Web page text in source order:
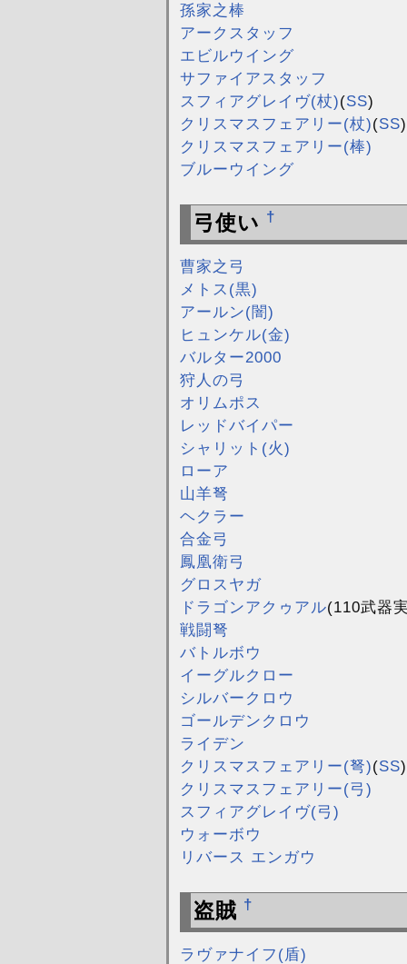
孫家之棒
アークスタッフ
エビルウイング
サファイアスタッフ
スフィアグレイヴ(杖)(SS)
クリスマスフェアリー(杖)(SS)
クリスマスフェアリー(棒)
ブルーウイング
弓使い †
曹家之弓
メトス(黒)
アールン(闇)
ヒュンケル(金)
バルター2000
狩人の弓
オリムポス
レッドバイパー
シャリット(火)
ローア
山羊弩
ヘクラー
合金弓
鳳凰衛弓
グロスヤガ
ドラゴンアクゥアル(110武器
戦闘弩
バトルボウ
イーグルクロー
シルバークロウ
ゴールデンクロウ
ライデン
クリスマスフェアリー(弩)(SS)
クリスマスフェアリー(弓)
スフィアグレイヴ(弓)
ウォーボウ
リバース エンガウ
盗賊 †
ラヴァナイフ(盾)